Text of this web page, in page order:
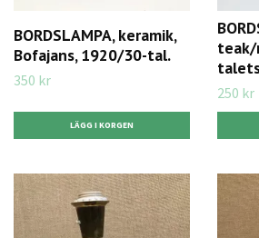
BORDSLAMPA, keramik,
Bofajans, 1920/30-tal.
350 kr
teak/
250 kr